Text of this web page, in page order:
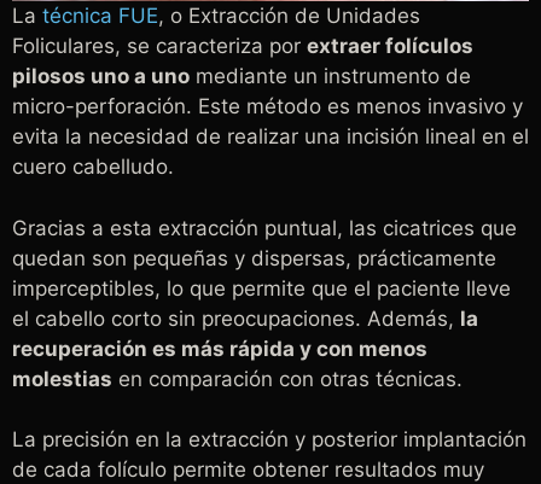
La técnica FUE, o Extracción de Unidades
Foliculares, se caracteriza por extraer folículos
pilosos uno a uno mediante un instrumento de
micro-perforación. Este método es menos invasivo y
evita la necesidad de realizar una incisión lineal en el
cuero cabelludo.
Gracias a esta extracción puntual, las cicatrices que
quedan son pequeñas y dispersas, prácticamente
imperceptibles, lo que permite que el paciente lleve
el cabello corto sin preocupaciones. Además, la
recuperación es más rápida y con menos
molestias en comparación con otras técnicas.
La precisión en la extracción y posterior implantación
de cada folículo permite obtener resultados muy